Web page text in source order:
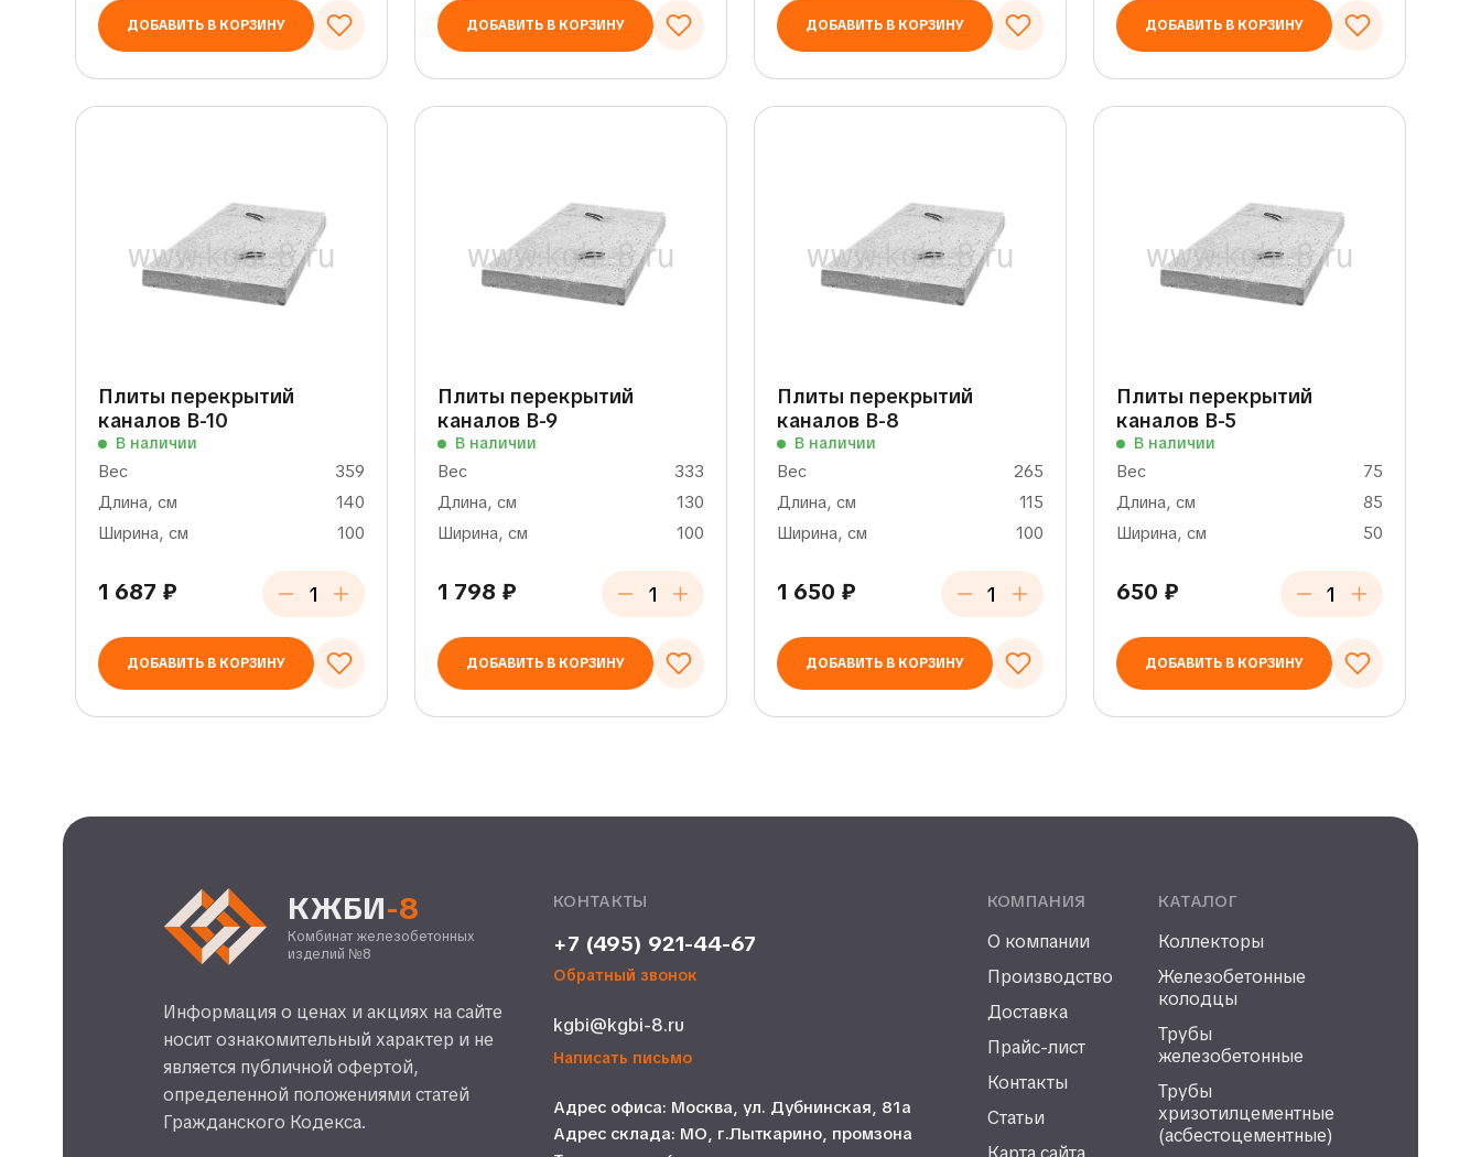
ДОБАВИТЬ В КОРЗИНУ ДОБАВИТЬ В КОРЗИНУ ДОБАВИТЬ В КОРЗИНУ ДОБАВИТЬ В КОРЗИНУ
Плиты перекрытий
каналов В-10
В наличии
Вес
359
Длина, см
140
Ширина, см
100
1 687 ₽
ДОБАВИТЬ В КОРЗИНУ
Плиты перекрытий
каналов В-9
В наличии
Вес
333
Длина, см
130
Ширина, см
100
1 798 ₽
ДОБАВИТЬ В КОРЗИНУ
Плиты перекрытий
каналов В-8
В наличии
Вес
265
Длина, см
115
Ширина, см
100
1 650 ₽
ДОБАВИТЬ В КОРЗИНУ
Плиты перекрытий
каналов В-5
В наличии
Вес
75
Длина, см
85
Ширина, см
50
650 ₽
ДОБАВИТЬ В КОРЗИНУ
КЖБИ-8
Комбинат железобетонных
изделий №8
Информация о ценах и акциях на сайте
носит ознакомительный характер и не
является публичной офертой,
определенной положениями статей
Гражданского Кодекса.
КОНТАКТЫ
+7 (495) 921-44-67
Обратный звонок
kgbi@kgbi-8.ru
Написать письмо
Адрес офиса: Москва, ул. Дубнинская, 81а
Адрес склада: МО, г.Лыткарино, промзона
КОМПАНИЯ
О компании
Производство
Доставка
Прайс-лист
Контакты
Статьи
КАТАЛОГ
Коллекторы
Железобетонные
колодцы
Трубы
железобетонные
Трубы
хризотилцементные
(асбестоцементные)